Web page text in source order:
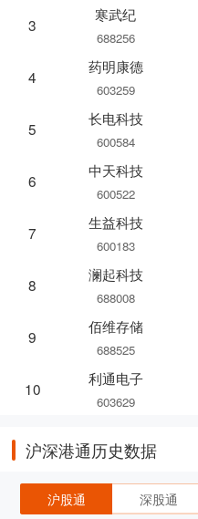
3
寒武纪
688256
4
药明康德
603259
5
长电科技
600584
6
中天科技
600522
7
生益科技
600183
8
澜起科技
688008
9
佰维存储
688525
10
利通电子
603629
沪深港通历史数据
沪股通 深股通